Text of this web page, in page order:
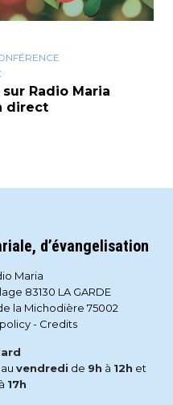
Radio Maria
direct
d’évangelisation
Maria
83130 LA GARDE
la Michodière 75002
- Credits
au vendredi de 9h à 12h et
à 17h